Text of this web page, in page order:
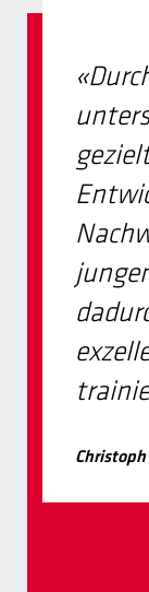
Christoph